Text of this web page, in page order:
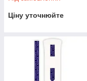
Ціну уточнюйте